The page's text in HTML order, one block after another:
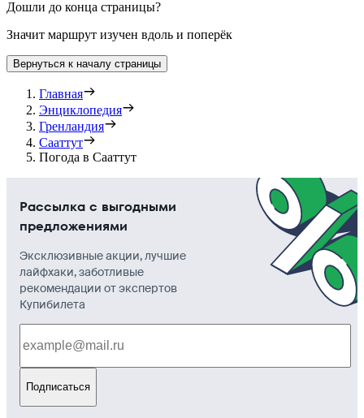
Дошли до конца страницы?
Значит маршрут изучен вдоль и поперёк
Вернуться к началу страницы
Главная
Энциклопедия
Гренландия
Сааттут
Погода в Сааттут
Рассылка с выгодными
предложениями
Эксклюзивные акции, лучшие
лайфхаки, заботливые
рекомендации от экспертов
Купибилета
Подписаться